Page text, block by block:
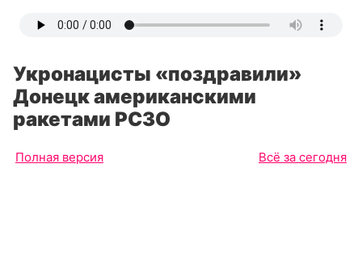
Укронацисты «поздравили»
Донецк американскими
ракетами РСЗО
Полная версия Всё за сегодня